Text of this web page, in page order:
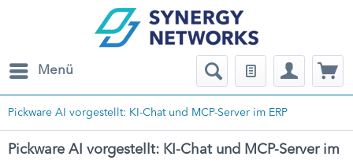
Menü
Pickware AI vorgestellt: KI-Chat und MCP-Server im ERP
Pickware AI vorgestellt: KI-Chat und MCP-Server im